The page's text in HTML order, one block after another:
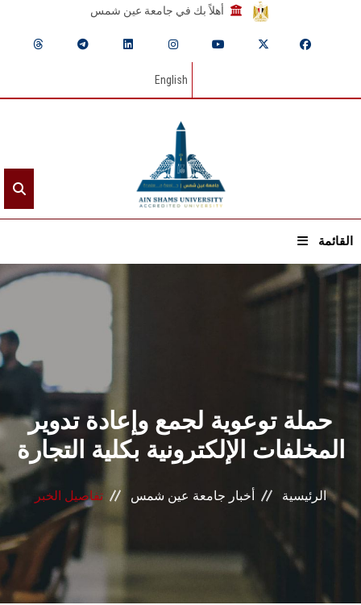
أهلاً بك في جامعة عين شمس
English
القائمة
الرئيسيـة
عن الجامعة
القطاعـات
الشئون الأكاديمية
البحث العلمي
الرعاية الصحية
المراكز والوحدات
الأنظمة الذكية
حملة توعوية لجمع وإعادة تدوير
المخلفات الإلكترونية بكلية التجارة
الرئيسية أخبار جامعة عين شمس تفاصيل الخبر